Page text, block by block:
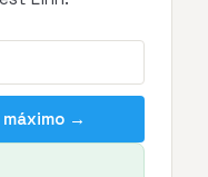
→